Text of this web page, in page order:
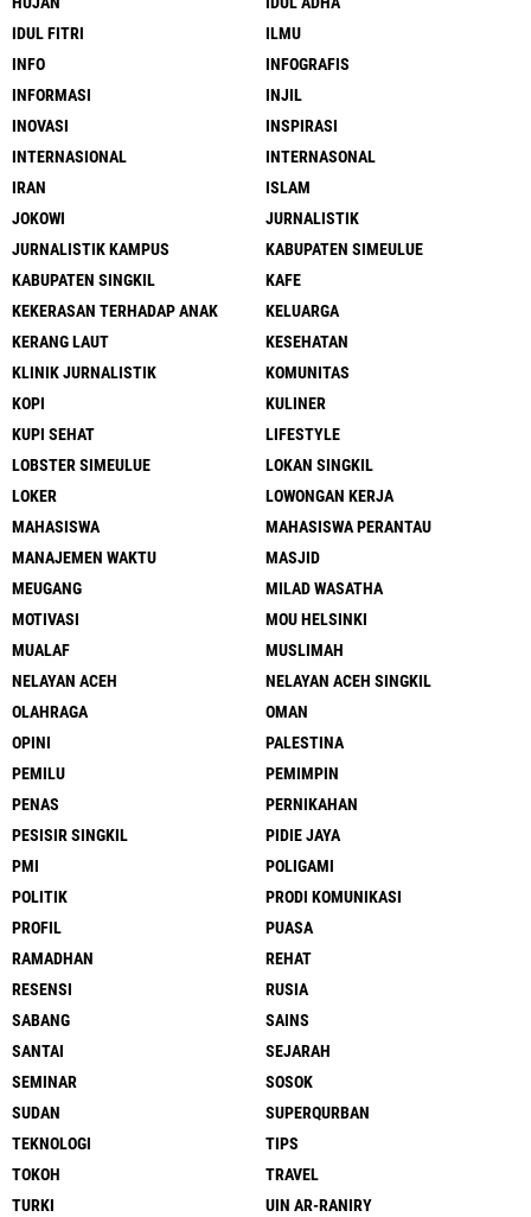
IDUL FITRI
ILMU
INFO
INFOGRAFIS
INFORMASI
INJIL
INOVASI
INSPIRASI
INTERNASIONAL
INTERNASONAL
IRAN
ISLAM
JOKOWI
JURNALISTIK
JURNALISTIK KAMPUS
KABUPATEN SIMEULUE
KABUPATEN SINGKIL
KAFE
KEKERASAN TERHADAP ANAK
KELUARGA
KERANG LAUT
KESEHATAN
KLINIK JURNALISTIK
KOMUNITAS
KOPI
KULINER
KUPI SEHAT
LIFESTYLE
LOBSTER SIMEULUE
LOKAN SINGKIL
LOKER
LOWONGAN KERJA
MAHASISWA
MAHASISWA PERANTAU
MANAJEMEN WAKTU
MASJID
MEUGANG
MILAD WASATHA
MOTIVASI
MOU HELSINKI
MUALAF
MUSLIMAH
NELAYAN ACEH
NELAYAN ACEH SINGKIL
OLAHRAGA
OMAN
OPINI
PALESTINA
PEMILU
PEMIMPIN
PENAS
PERNIKAHAN
PESISIR SINGKIL
PIDIE JAYA
PMI
POLIGAMI
POLITIK
PRODI KOMUNIKASI
PROFIL
PUASA
RAMADHAN
REHAT
RESENSI
RUSIA
SABANG
SAINS
SANTAI
SEJARAH
SEMINAR
SOSOK
SUDAN
SUPERQURBAN
TEKNOLOGI
TIPS
TOKOH
TRAVEL
TURKI
UIN AR-RANIRY